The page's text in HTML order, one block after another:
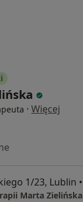
· Więcej
1/23, Lublin •
Marta Zielińska